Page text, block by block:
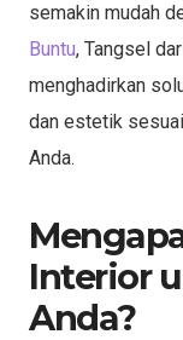
semakin mudah
Buntu, Tangsel
menghadirkan
dan estetik
Anda.
Interior
Anda?